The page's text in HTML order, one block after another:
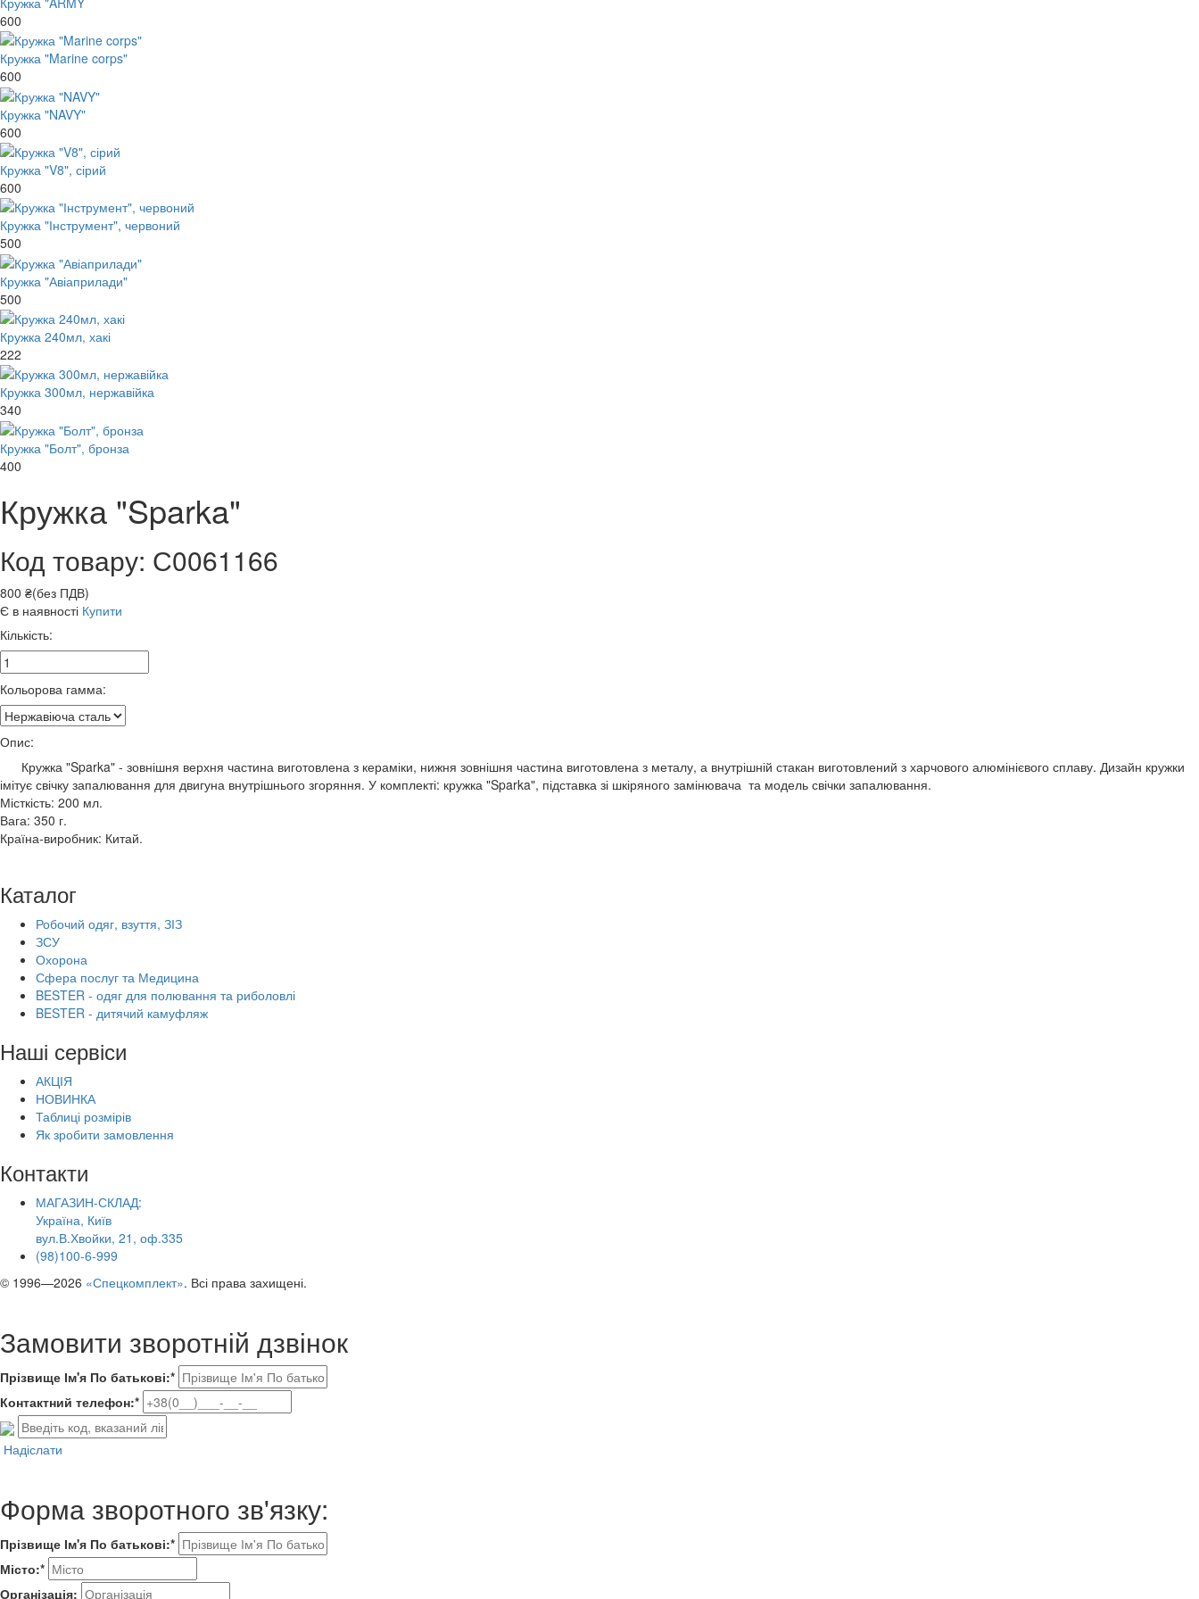
600
Кружка "Marine corps"
600
Кружка "NAVY"
600
Кружка "V8", сірий
600
Кружка "Інструмент", червоний
500
Кружка "Авіаприлади"
500
Кружка 240мл, хакі
222
Кружка 300мл, нержавійка
340
Кружка "Болт", бронза
400
Кружка "Sparka"
Код товару: С0061166
800 ₴(без ПДВ)
Є в наявності Купити
Кількість:
Кольорова гамма:
Опис:
Кружка "Sparka" - зовнішня верхня частина виготовлена з кераміки, нижня зовнішня частина виготовлена з металу, а внутрішній стакан виготовлений з харчового алюмінієвого сплаву. Дизайн кружки
імітує свічку запалювання для двигуна внутрішнього згоряння. У комплекті: кружка "Sparka", підставка зі шкіряного замінювача та модель свічки запалювання.
Місткість: 200 мл.
Вага: 350 г.
Країна-виробник: Китай.
Каталог
Робочий одяг, взуття, ЗІЗ
ЗСУ
Охорона
Сфера послуг та Медицина
BESTER - одяг для полювання та риболовлі
BESTER - дитячий камуфляж
Наші сервіси
АКЦІЯ
НОВИНКА
Таблиці розмірів
Як зробити замовлення
Контакти
МАГАЗИН-СКЛАД:
Україна, Київ
вул.В.Хвойки, 21, оф.335
(98)100-6-999
© 1996—2026 «Спецкомплект». Всі права захищені.
Замовити зворотній дзвінок
Прізвище Ім'я По батькові:*
Контактний телефон:*
Надіслати
Форма зворотного зв'язку:
Прізвище Ім'я По батькові:*
Місто:*
Організація: